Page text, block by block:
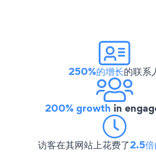
250%的增长的联系
200% growth in
访客在其网站上花费了2.5倍